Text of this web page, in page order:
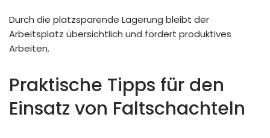
Durch die platzsparende Lagerung bleibt der
Arbeitsplatz übersichtlich und fördert produktives
Arbeiten.
Praktische Tipps für den
Einsatz von Faltschachteln